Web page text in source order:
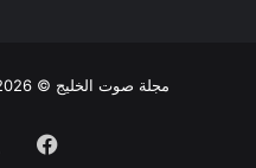
مجلة صوت الخليج © 2026، جميع الحقوق محفوظة |